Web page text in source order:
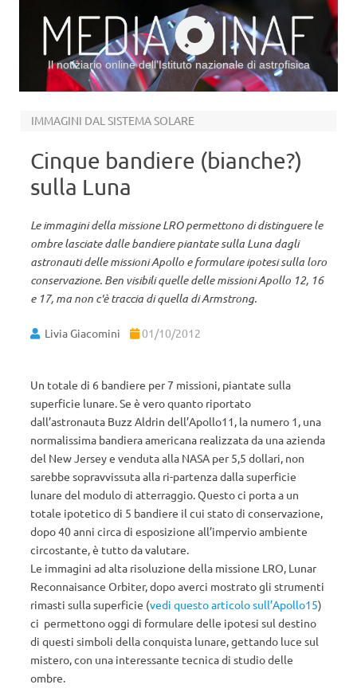
Il notiziario online dell’Istituto nazionale di astrofisica
IMMAGINI DAL SISTEMA SOLARE
Cinque bandiere (bianche?)
sulla Luna
Le immagini della missione LRO permettono di distinguere le
ombre lasciate dalle bandiere piantate sulla Luna dagli
astronauti delle missioni Apollo e formulare ipotesi sulla loro
conservazione. Ben visibili quelle delle missioni Apollo 12, 16
e 17, ma non c'è traccia di quella di Armstrong.
Livia Giacomini 01/10/2012
Un totale di 6 bandiere per 7 missioni, piantate sulla
superficie lunare. Se è vero quanto riportato
dall’astronauta Buzz Aldrin dell’Apollo11, la numero 1, una
normalissima bandiera americana realizzata da una azienda
del New Jersey e venduta alla NASA per 5,5 dollari, non
sarebbe sopravvissuta alla ri-partenza dalla superficie
lunare del modulo di atterraggio. Questo ci porta a un
totale ipotetico di 5 bandiere il cui stato di conservazione,
dopo 40 anni circa di esposizione all’impervio ambiente
circostante, è tutto da valutare.
Le immagini ad alta risoluzione della missione LRO, Lunar
Reconnaisance Orbiter, dopo averci mostrato gli strumenti
rimasti sulla superficie (vedi questo articolo sull’Apollo15)
ci permettono oggi di formulare delle ipotesi sul destino
di questi simboli della conquista lunare, gettando luce sul
mistero, con una interessante tecnica di studio delle
ombre.